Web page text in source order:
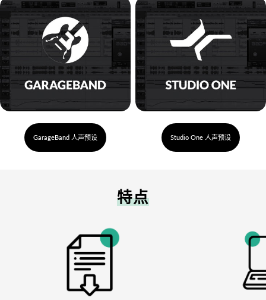
GarageBand 人声预设 Studio One 人声预设
特点